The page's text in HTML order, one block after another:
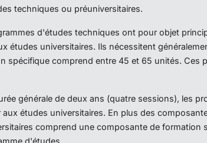
techniques ou préuniversitaires.
d'études techniques ont pour objet
études universitaires. Ils nécessitent
spécifique comprend entre 45 et 65 unités. Ces
générale de deux ans (quatre sessions), les
aux études universitaires. En plus des
comprend une composante de
d'études.